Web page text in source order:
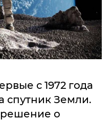
с 1972 года
спутник Земли.
о